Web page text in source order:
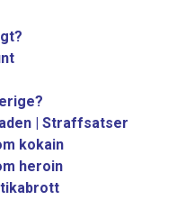
| Straffsatser
kokain
heroin